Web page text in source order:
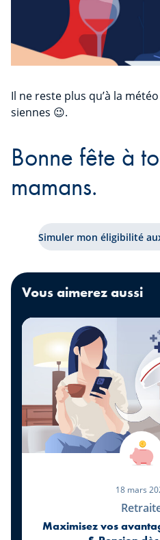
Il ne reste plus qu’à la
siennes 😉.
Bonne fête à
mamans.
Simuler mon éligibilité
Vous aimerez aussi
18 mars
Maximisez vos